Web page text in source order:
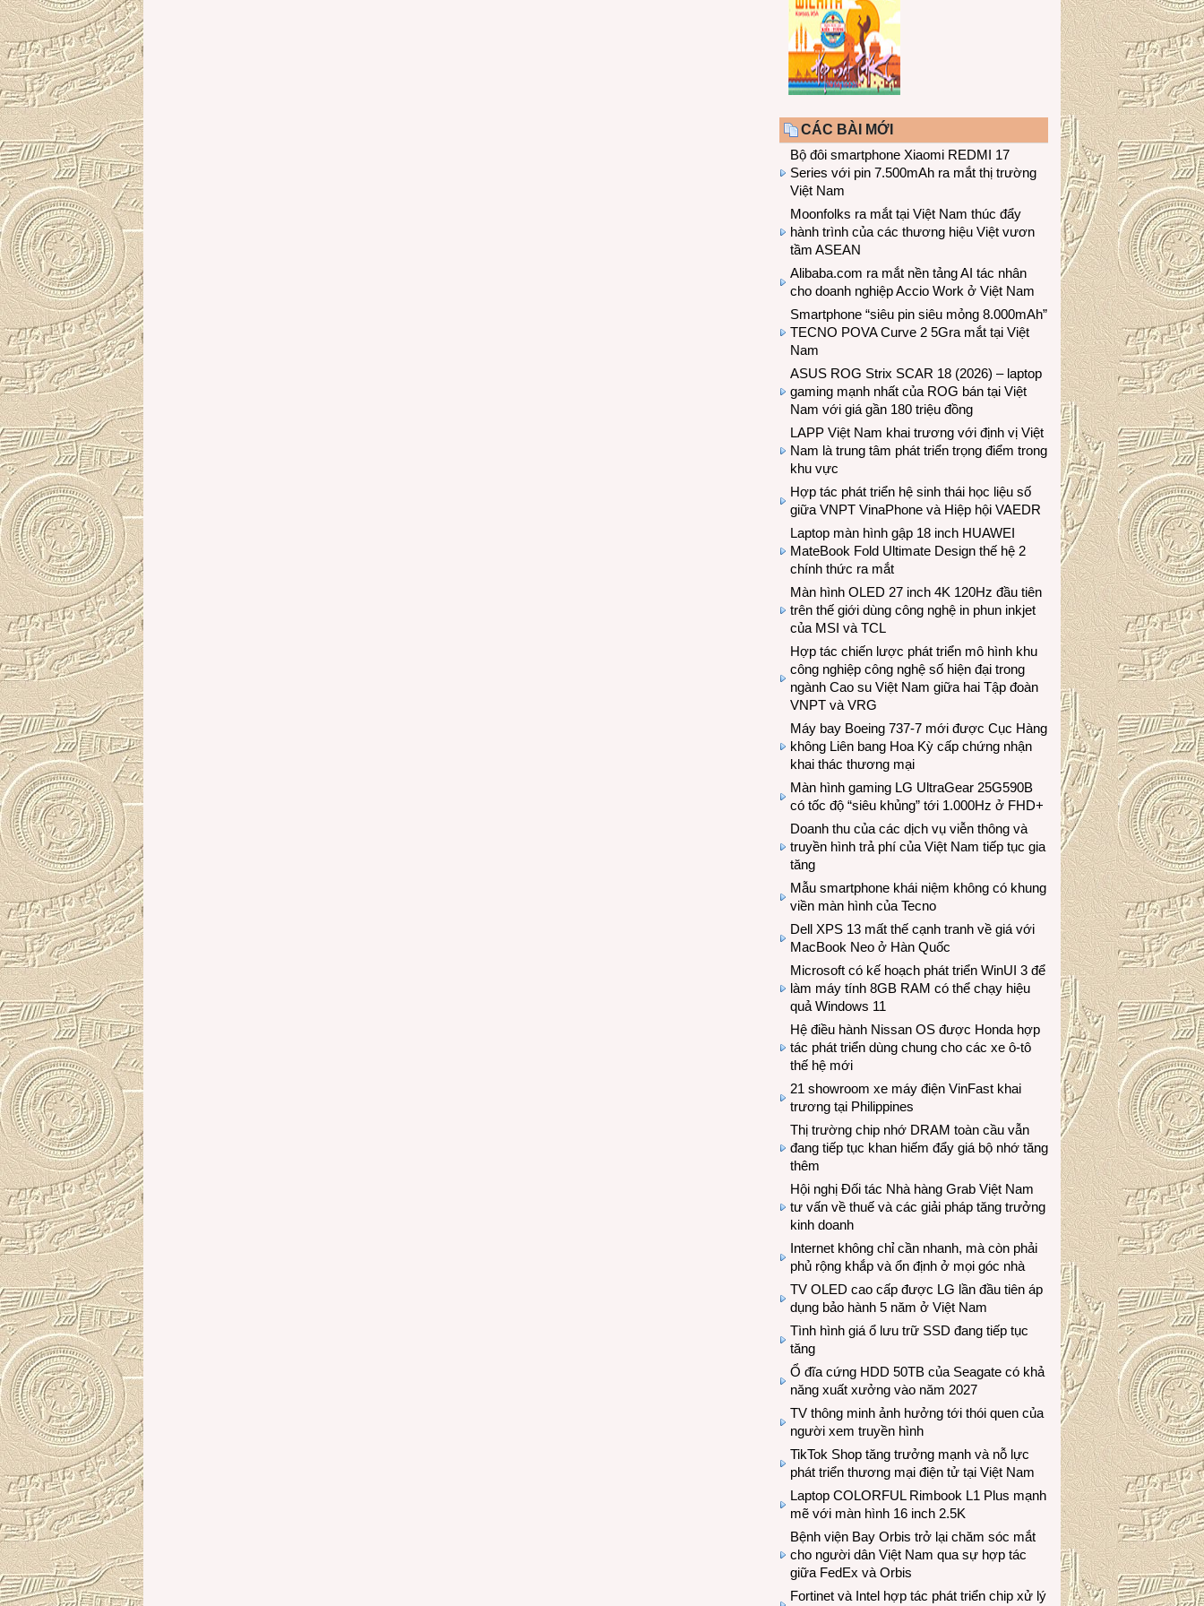
CÁC BÀI MỚI
Bộ đôi smartphone Xiaomi REDMI 17
Series với pin 7.500mAh ra mắt thị trường
Việt Nam
Moonfolks ra mắt tại Việt Nam thúc đẩy
hành trình của các thương hiệu Việt vươn
tầm ASEAN
Alibaba.com ra mắt nền tảng AI tác nhân
cho doanh nghiệp Accio Work ở Việt Nam
Smartphone “siêu pin siêu mỏng 8.000mAh”
TECNO POVA Curve 2 5Gra mắt tại Việt
Nam
ASUS ROG Strix SCAR 18 (2026) – laptop
gaming mạnh nhất của ROG bán tại Việt
Nam với giá gần 180 triệu đồng
LAPP Việt Nam khai trương với định vị Việt
Nam là trung tâm phát triển trọng điểm trong
khu vực
Hợp tác phát triển hệ sinh thái học liệu số
giữa VNPT VinaPhone và Hiệp hội VAEDR
Laptop màn hình gập 18 inch HUAWEI
MateBook Fold Ultimate Design thế hệ 2
chính thức ra mắt
Màn hình OLED 27 inch 4K 120Hz đầu tiên
trên thế giới dùng công nghệ in phun inkjet
của MSI và TCL
Hợp tác chiến lược phát triển mô hình khu
công nghiệp công nghệ số hiện đại trong
ngành Cao su Việt Nam giữa hai Tập đoàn
VNPT và VRG
Máy bay Boeing 737-7 mới được Cục Hàng
không Liên bang Hoa Kỳ cấp chứng nhận
khai thác thương mại
Màn hình gaming LG UltraGear 25G590B
có tốc độ “siêu khủng” tới 1.000Hz ở FHD+
Doanh thu của các dịch vụ viễn thông và
truyền hình trả phí của Việt Nam tiếp tục gia
tăng
Mẫu smartphone khái niệm không có khung
viền màn hình của Tecno
Dell XPS 13 mất thế cạnh tranh về giá với
MacBook Neo ở Hàn Quốc
Microsoft có kế hoạch phát triển WinUI 3 để
làm máy tính 8GB RAM có thể chạy hiệu
quả Windows 11
Hệ điều hành Nissan OS được Honda hợp
tác phát triển dùng chung cho các xe ô-tô
thế hệ mới
21 showroom xe máy điện VinFast khai
trương tại Philippines
Thị trường chip nhớ DRAM toàn cầu vẫn
đang tiếp tục khan hiếm đẩy giá bộ nhớ tăng
thêm
Hội nghị Đối tác Nhà hàng Grab Việt Nam
tư vấn về thuế và các giải pháp tăng trưởng
kinh doanh
Internet không chỉ cần nhanh, mà còn phải
phủ rộng khắp và ổn định ở mọi góc nhà
TV OLED cao cấp được LG lần đầu tiên áp
dụng bảo hành 5 năm ở Việt Nam
Tình hình giá ổ lưu trữ SSD đang tiếp tục
tăng
Ổ đĩa cứng HDD 50TB của Seagate có khả
năng xuất xưởng vào năm 2027
TV thông minh ảnh hưởng tới thói quen của
người xem truyền hình
TikTok Shop tăng trưởng mạnh và nỗ lực
phát triển thương mại điện tử tại Việt Nam
Laptop COLORFUL Rimbook L1 Plus mạnh
mẽ với màn hình 16 inch 2.5K
Bệnh viện Bay Orbis trở lại chăm sóc mắt
cho người dân Việt Nam qua sự hợp tác
giữa FedEx và Orbis
Fortinet và Intel hợp tác phát triển chip xử lý